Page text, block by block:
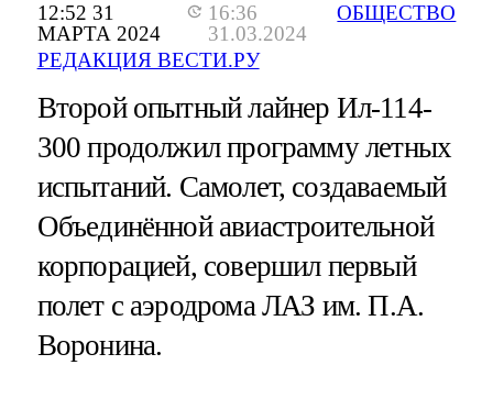
12:52 31
МАРТА 2024
16:36
31.03.2024
РЕДАКЦИЯ ВЕСТИ.РУ
ОБЩЕСТВО
Второй опытный лайнер Ил-114-
300 продолжил программу летных
испытаний. Самолет, создаваемый
Объединённой авиастроительной
корпорацией, совершил первый
полет с аэродрома ЛАЗ им​​​. П.А.
Воронина.